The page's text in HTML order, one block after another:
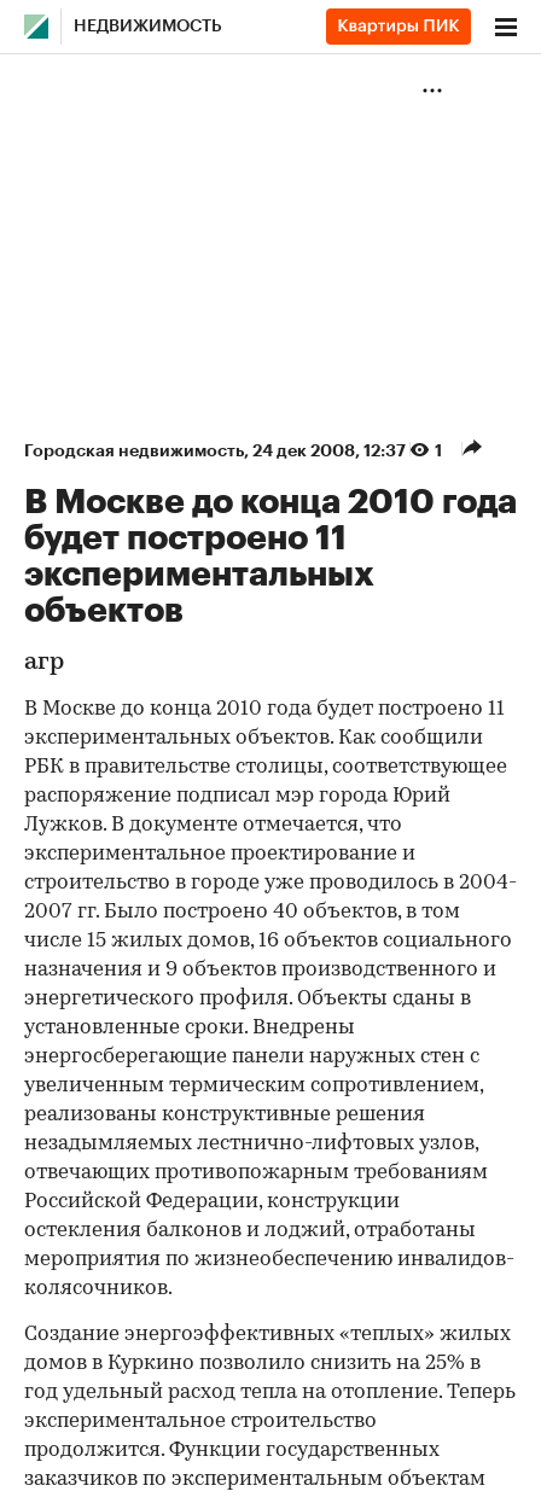
НЕДВИЖИМОСТЬ
Городская недвижимость⁠, 24 дек 2008, 12:37 1
В Москве до конца 2010 года
будет построено 11
экспериментальных
объектов
агр
В Москве до конца 2010 года будет построено 11
экспериментальных объектов. Как сообщили
РБК в правительстве столицы, соответствующее
распоряжение подписал мэр города Юрий
Лужков. В документе отмечается, что
экспериментальное проектирование и
строительство в городе уже проводилось в 2004-
2007 гг. Было построено 40 объектов, в том
числе 15 жилых домов, 16 объектов социального
назначения и 9 объектов производственного и
энергетического профиля. Объекты сданы в
установленные сроки. Внедрены
энергосберегающие панели наружных стен с
увеличенным термическим сопротивлением,
реализованы конструктивные решения
незадымляемых лестнично-лифтовых узлов,
отвечающих противопожарным требованиям
Российской Федерации, конструкции
остекления балконов и лоджий, отработаны
мероприятия по жизнеобеспечению инвалидов-
колясочников.
Создание энергоэффективных «теплых» жилых
домов в Куркино позволило снизить на 25% в
год удельный расход тепла на отопление. Теперь
экспериментальное строительство
продолжится. Функции государственных
заказчиков по экспериментальным объектам